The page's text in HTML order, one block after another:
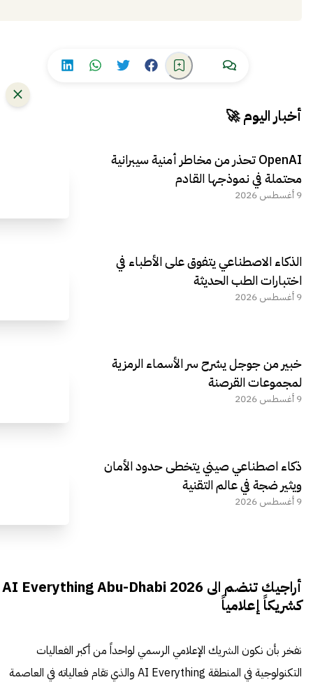
أخبار اليوم 🚀
OpenAI تحذر من مخاطر أمنية سيبرانية
محتملة في نموذجها القادم
9 أغسطس 2026
الذكاء الاصطناعي يتفوق على الأطباء في
اختبارات الطب الحديثة
9 أغسطس 2026
خبير من جوجل يشرح سر الأسماء الرمزية
لمجموعات القرصنة
9 أغسطس 2026
ذكاء اصطناعي صيني يتخطى حدود الأمان
ويثير ضجة في عالم التقنية
9 أغسطس 2026
أراجيك تنضم الى AI Everything Abu-Dhabi 2026
كشريكاً إعلامياً
نفخر بأن نكون الشريك الإعلامي الرسمي لواحداً من أكبر الفعاليات
التكنولوجية في المنطقة AI Everything والذي تقام فعالياته في العاصمة